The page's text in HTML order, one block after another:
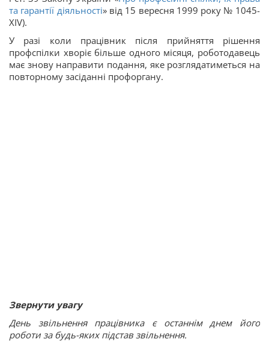
та гарантії діяльності» від 15 вересня 1999 року № 1045-
XIV).
У разі коли працівник після прийняття рішення
профспілки хворіє більше одного місяця, роботодавець
має знову направити подання, яке розглядатиметься на
повторному засіданні профоргану.
Звернути увагу
День звільнення працівника є останнім днем його
роботи за будь-яких підстав звільнення.